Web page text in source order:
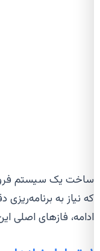
ساخت یک سیستم
که نیاز به
ادامه، فازهای اصلی